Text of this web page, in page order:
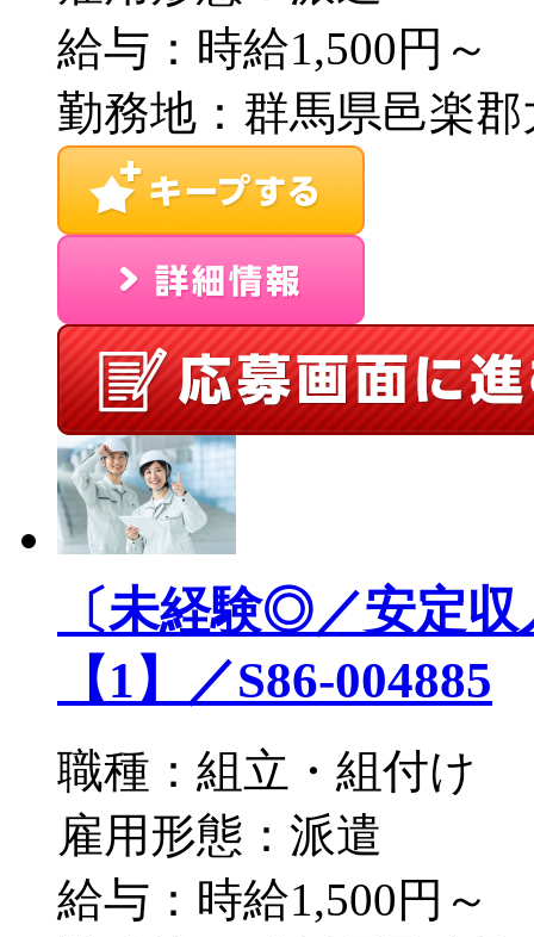
給与：時給1,500円～
勤務地：群馬県邑楽
〔未経験◎／安定
【1】／S86-004885
職種：組立・組付け
雇用形態：派遣
給与：時給1,500円～